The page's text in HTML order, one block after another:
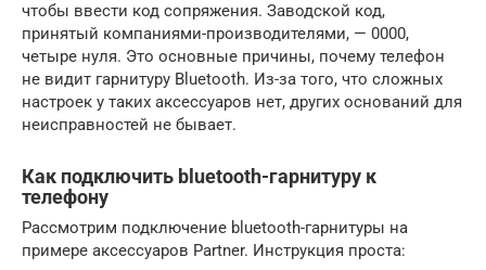
чтобы ввести код сопряжения. Заводской код,
принятый компаниями-производителями, — 0000,
четыре нуля. Это основные причины, почему телефон
не видит гарнитуру Bluetooth. Из-за того, что сложных
настроек у таких аксессуаров нет, других оснований для
неисправностей не бывает.
Как подключить bluetooth-гарнитуру к
телефону
Рассмотрим подключение bluetooth-гарнитуры на
примере аксессуаров Partner. Инструкция проста: